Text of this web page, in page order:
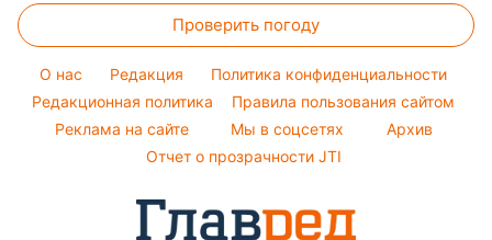
Елена Зеленская
Ани Лорак
Кейт Миддлтон
Алла Пугачева
Праздничное меню
Комнатные растения
Курс валют
Магнитные бури
Погода на сегодня
Погода на завтра
Пылевая буря
Проверить погоду
O нас Редакция
Политика конфиденциальности
Редакционная политика
Правила пользования сайтом
Реклама на сайте
Мы в соцсетях
Архив
Отчет о прозрачности JTI